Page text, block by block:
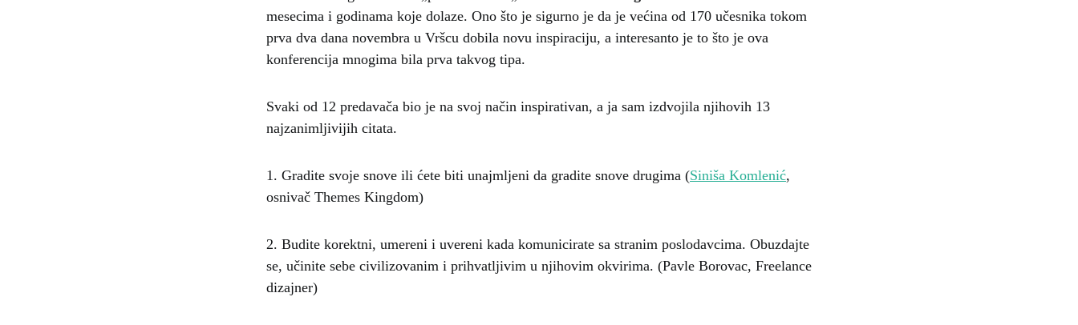
mesecima i godinama koje dolaze. Ono što je sigurno je da je većina od 170 učesnika tokom
prva dva dana novembra u Vršcu dobila novu inspiraciju, a interesanto je to što je ova
konferencija mnogima bila prva takvog tipa.
Svaki od 12 predavača bio je na svoj način inspirativan, a ja sam izdvojila njihovih 13
najzanimljivijih citata.
1. Gradite svoje snove ili ćete biti unajmljeni da gradite snove drugima (Siniša Komlenić,
osnivač Themes Kingdom)
2. Budite korektni, umereni i uvereni kada komunicirate sa stranim poslodavcima. Obuzdajte
se, učinite sebe civilizovanim i prihvatljivim u njihovim okvirima. (Pavle Borovac, Freelance
dizajner)